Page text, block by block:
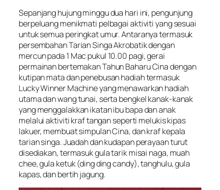
Sepanjang hujung minggu dua hari ini, pengunjung
berpeluang menikmati pelbagai aktiviti yang sesuai
untuk semua peringkat umur. Antaranya termasuk
persembahan Tarian Singa Akrobatik dengan
mercun pada 1 Mac pukul 10.00 pagi, gerai
permainan bertemakan Tahun Baharu Cina dengan
kutipan mata dan penebusan hadiah termasuk
Lucky Winner Machine yang menawarkan hadiah
utama dan wang tunai, serta bengkel kanak-kanak
yang menggalakkan ikatan ibu bapa dan anak
melalui aktiviti kraf tangan seperti melukis kipas
lakuer, membuat simpulan Cina, dan kraf kepala
tarian singa. Juadah dan kudapan perayaan turut
disediakan, termasuk gula tarik misai naga, muah
chee, gula ketuk (ding ding candy), tanghulu, gula
kapas, dan bertih jagung.